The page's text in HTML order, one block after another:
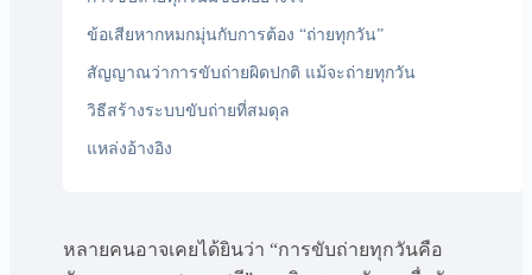
ข้อเสียหากหมกมุ่นกับการต้อง “ถ่ายทุกวัน”
สัญญาณว่าการขับถ่ายผิดปกติ แม้จะถ่ายทุกวัน
วิธีสร้างระบบขับถ่ายที่สมดุล
แหล่งอ้างอิง
หลายคนอาจเคยได้ยินว่า “การขับถ่ายทุกวันคือ